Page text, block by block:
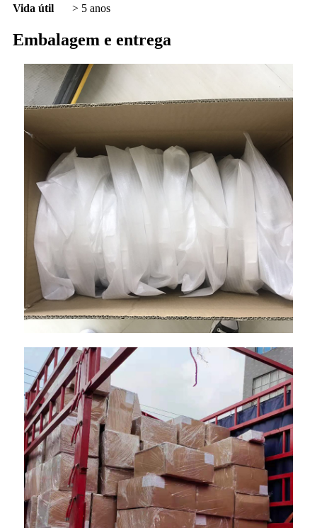
Vida útil
> 5 anos
Embalagem e entrega